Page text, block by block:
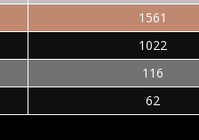
1561
1022
116
62